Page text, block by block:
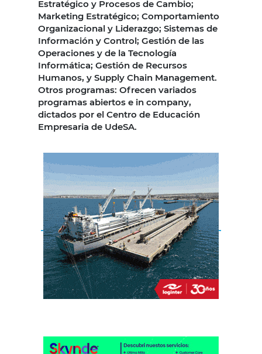
Estratégico y Procesos de Cambio;
Marketing Estratégico; Comportamiento
Organizacional y Liderazgo; Sistemas de
Información y Control; Gestión de las
Operaciones y de la Tecnología
Informática; Gestión de Recursos
Humanos, y Supply Chain Management.
Otros programas: Ofrecen variados
programas abiertos e in company,
dictados por el Centro de Educación
Empresaria de UdeSA.